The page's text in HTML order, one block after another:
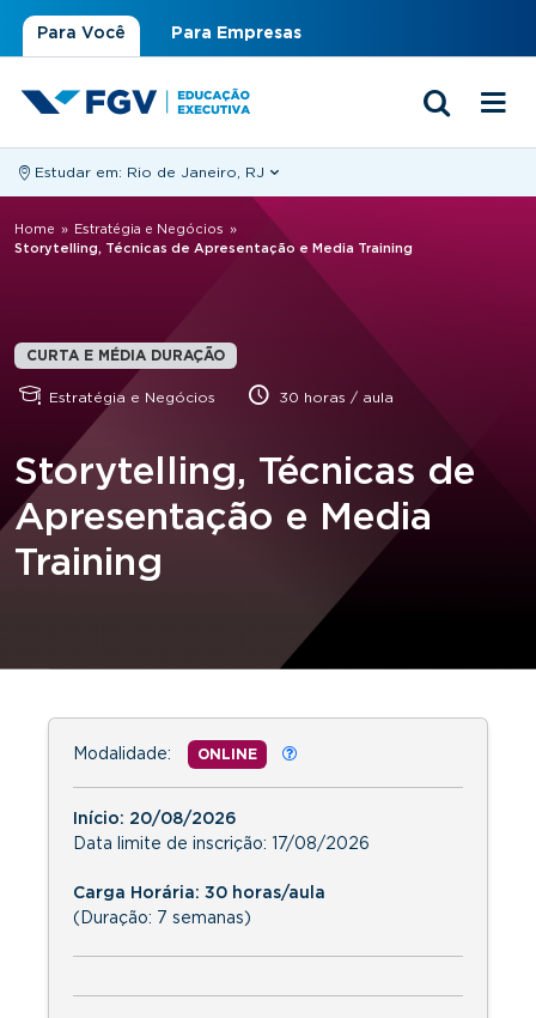
Para Você Para Empresas
Estudar em: Rio de Janeiro, RJ
Você está aqui
Home » Estratégia e Negócios
»
Storytelling, Técnicas de Apresentação e Media Training
CURTA E MÉDIA DURAÇÃO
Estratégia e Negócios 30 horas / aula
Storytelling, Técnicas de
Apresentação e Media
Training
Modalidade: ONLINE
Início: 20/08/2026
Data limite de inscrição: 17/08/2026
Carga Horária: 30 horas/aula
(Duração: 7 semanas)